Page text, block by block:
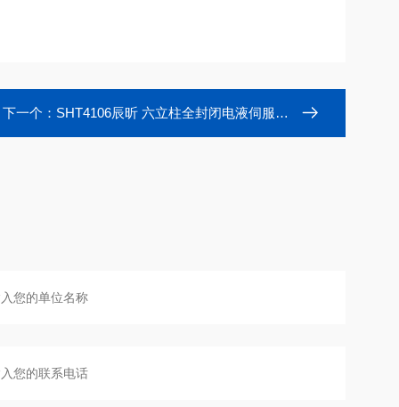
下一个： SHT4106辰昕 六立柱全封闭电液伺服液压万能试验机